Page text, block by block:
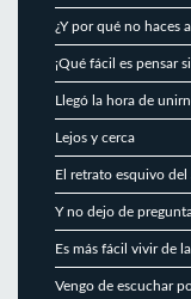
¿Y por qué no haces
¡Qué fácil es pensar
Llegó la hora de
Lejos y cerca
El retrato esquivo
Y no dejo de
Es más fácil vivir de
Vengo de escuchar